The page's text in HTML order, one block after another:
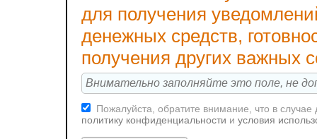
для получения
денежных средств,
получения других важных
Пожалуйста, обратите внимание, что в
политику конфиденциальности и условия